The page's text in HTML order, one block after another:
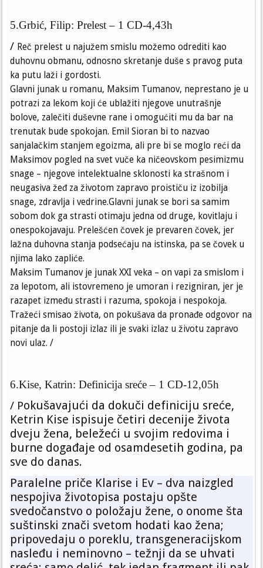
5.Grbić, Filip: Prelest – 1 CD-4,43h
/ Reč prelest u najužem smislu možemo odrediti kao
duhovnu obmanu, odnosno skretanje duše s pravog puta
ka putu laži i gordosti.
Glavni junak u romanu, Maksim Tumanov, neprestano je u
potrazi za lekom koji će ublažiti njegove unutrašnje
bolove, zalečiti duševne rane i omogućiti mu da bar na
trenutak bude spokojan. Emil Sioran bi to nazvao
sanjalačkim stanjem egoizma, ali pre bi se moglo reći da
Maksimov pogled na svet vuče ka ničeovskom pesimizmu
snage – njegove intelektualne sklonosti ka strašnom i
neugasiva žeđ za životom zapravo proističu iz izobilja
snage, zdravlja i vedrine.Glavni junak se bori sa samim
sobom dok ga strasti otimaju jedna od druge, kovitlaju i
onespokojavaju. Prelešćen čovek je prevaren čovek, jer
lažna duhovna stanja podsećaju na istinska, pa se čovek u
njima lako zapliće.
Maksim Tumanov je junak XXI veka – on vapi za smislom i
za lepotom, ali istovremeno je umoran i rezigniran, jer je
razapet između strasti i razuma, spokoja i nespokoja.
Tražeći smisao života, on pokušava da pronađe odgovor na
pitanje da li postoji izlaz ili je svaki izlaz u životu zapravo
novi ulaz. /
6.Kise, Katrin: Definicija sreće – 1 CD-12,05h
/ Pokušavajući da dokuči definiciju sreće,
Ketrin Kise ispisuje četiri decenije života
dveju žena, beležeći u svojim redovima i
burne događaje od osamdesetih godina, pa
sve do danas.
Paralelne priče Klarise i Ev – dva naizgled
nespojiva životopisa postaju opšte
svedočanstvo o položaju žene, o onome šta
suštinski znači svetom hodati kao žena;
pripovedaju o poreklu, transgeneracijskom
nasleđu i neminovno – težnji da se uhvati